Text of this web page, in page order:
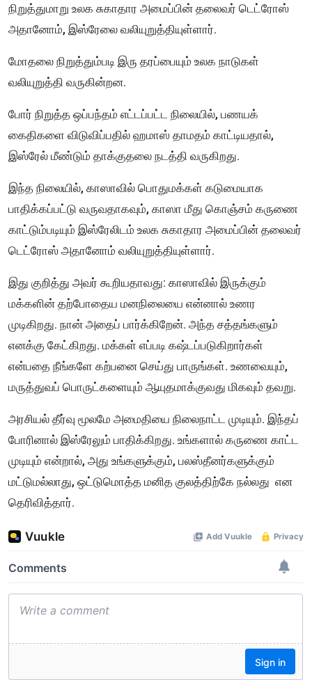
நிறுத்துமாறு உலக சுகாதார அமைப்பின் தலைவர் டெட்ரோஸ்
அதானோம், இஸ்ரேலை வலியுறுத்தியுள்ளார்.
மோதலை நிறுத்தும்படி இரு தரப்பையும் உலக நாடுகள்
வலியுறுத்தி வருகின்றன.
போர் நிறுத்த ஒப்பந்தம் எட்டப்பட்ட நிலையில், பணயக்
கைதிகளை விடுவிப்பதில் ஹமாஸ் தாமதம் காட்டியதால்,
இஸ்ரேல் மீண்டும் தாக்குதலை நடத்தி வருகிறது.
இந்த நிலையில், காஸாவில் பொதுமக்கள் கடுமையாக
பாதிக்கப்பட்டு வருவதாகவும், காஸா மீது கொஞ்சம் கருணை
காட்டும்படியும் இஸ்ரேலிடம் உலக சுகாதார அமைப்பின் தலைவர்
டெட்ரோஸ் அதானோம் வலியுறுத்தியுள்ளார்.
இது குறித்து அவர் கூறியதாவது: காஸாவில் இருக்கும்
மக்களின் தற்போதைய மனநிலையை என்னால் உணர
முடிகிறது. நான் அதைப் பார்க்கிறேன். அந்த சத்தங்களும்
எனக்கு கேட்கிறது. மக்கள் எப்படி கஷ்டப்படுகிறார்கள்
என்பதை நீங்களே கற்பனை செய்து பாருங்கள். உணவையும்,
மருத்துவப் பொருட்களையும் ஆயுதமாக்குவது மிகவும் தவறு.
அரசியல் தீர்வு மூலமே அமைதியை நிலைநாட்ட முடியும். இந்தப்
போரினால் இஸ்ரேலும் பாதிக்கிறது. உங்களால் கருணை காட்ட
முடியும் என்றால், அது உங்களுக்கும், பலஸ்தீனர்களுக்கும்
மட்டுமல்லாது, ஒட்டுமொத்த மனித குலத்திற்கே நல்லது என
தெரிவித்தார்.